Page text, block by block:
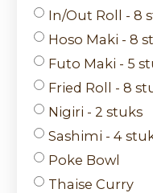
In/Out Roll - 8
Hoso Maki - 8
Futo Maki - 5
Fried Roll - 8
Nigiri - 2 stuks
Sashimi - 4
Poke Bowl
Thaise Curry